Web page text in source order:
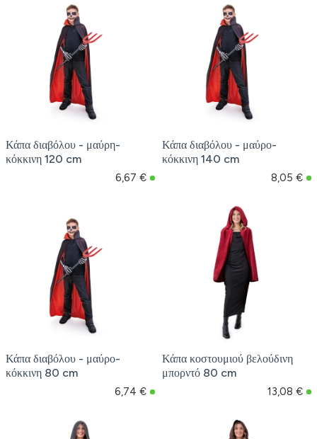
Κάπα διαβόλου - μαύρη-
κόκκινη 120 cm
6,67 €
Κάπα διαβόλου - μαύρο-
κόκκινη 140 cm
8,05 €
Κάπα διαβόλου - μαύρο-
κόκκινη 80 cm
6,74 €
Κάπα κοστουμιού βελούδινη
μπορντό 80 cm
13,08 €